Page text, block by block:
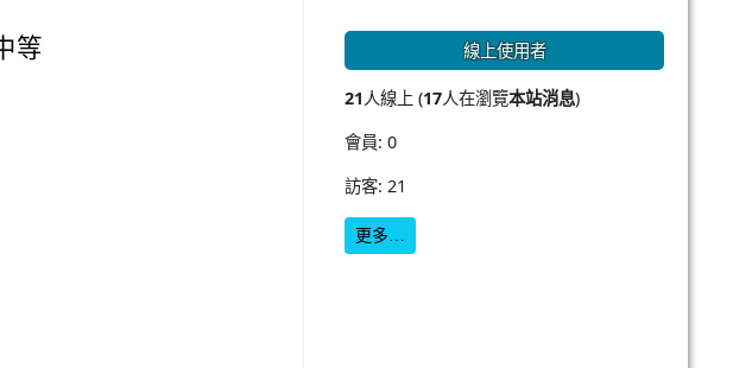
等
線上使用者
21人線上 (17人在瀏覽本站消息)
會員: 0
訪客: 21
更多…